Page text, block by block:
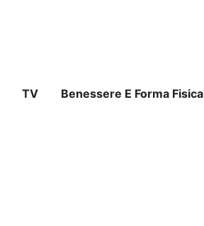
TV Benessere E Forma Fisica